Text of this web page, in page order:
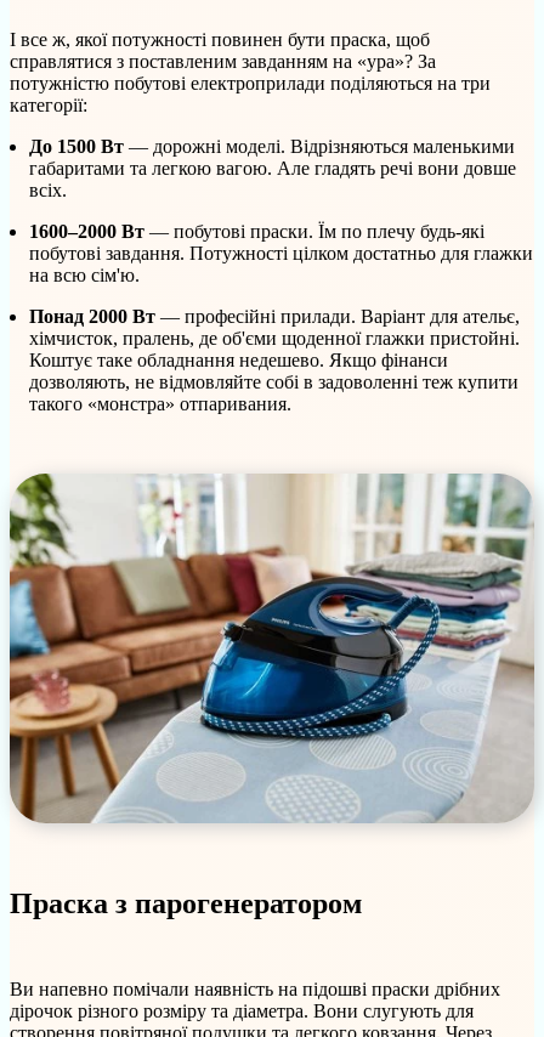
І все ж, якої потужності повинен бути праска, щоб
справлятися з поставленим завданням на «ура»? За
потужністю побутові електроприлади поділяються на три
категорії:
До 1500 Вт — дорожні моделі. Відрізняються маленькими
габаритами та легкою вагою. Але гладять речі вони довше
всіх.
1600–2000 Вт — побутові праски. Їм по плечу будь-які
побутові завдання. Потужності цілком достатньо для глажки
на всю сім'ю.
Понад 2000 Вт — професійні прилади. Варіант для ательє,
хімчисток, пралень, де об'єми щоденної глажки пристойні.
Коштує таке обладнання недешево. Якщо фінанси
дозволяють, не відмовляйте собі в задоволенні теж купити
такого «монстра» отпаривания.
Праска з парогенератором
Ви напевно помічали наявність на підошві праски дрібних
дірочок різного розміру та діаметра. Вони слугують для
створення повітряної подушки та легкого ковзання. Через